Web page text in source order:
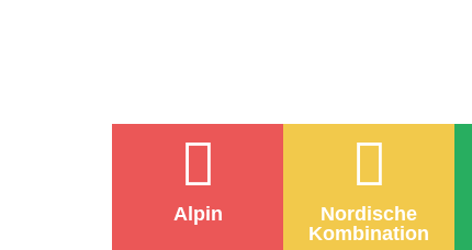
Alpin
Nordische
Kombination